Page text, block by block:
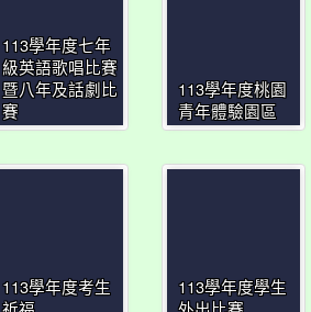
113學年度七年
級英語歌唱比賽
暨八年及話劇比
賽
113學年度桃園
青年體驗園區
113學年度考生
113學年度學生